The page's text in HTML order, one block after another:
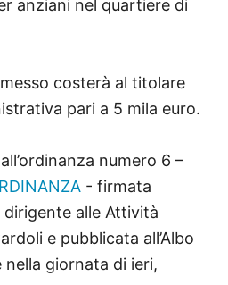
anziani nel quartiere di
costerà al titolare
pari a 5 mila euro.
numero 6 –
- firmata
alle Attività
e pubblicata all’Albo
giornata di ieri,